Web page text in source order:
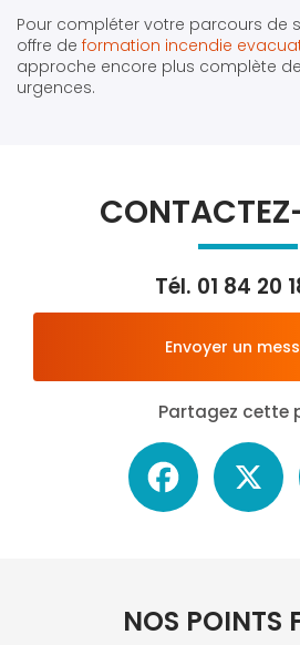
Pour compléter votre parcours de
offre de formation incendie
approche encore plus complète
urgences.
Tél. 01 84 20
Envoyer un
Partagez cette
Facebook
NOS POINTS